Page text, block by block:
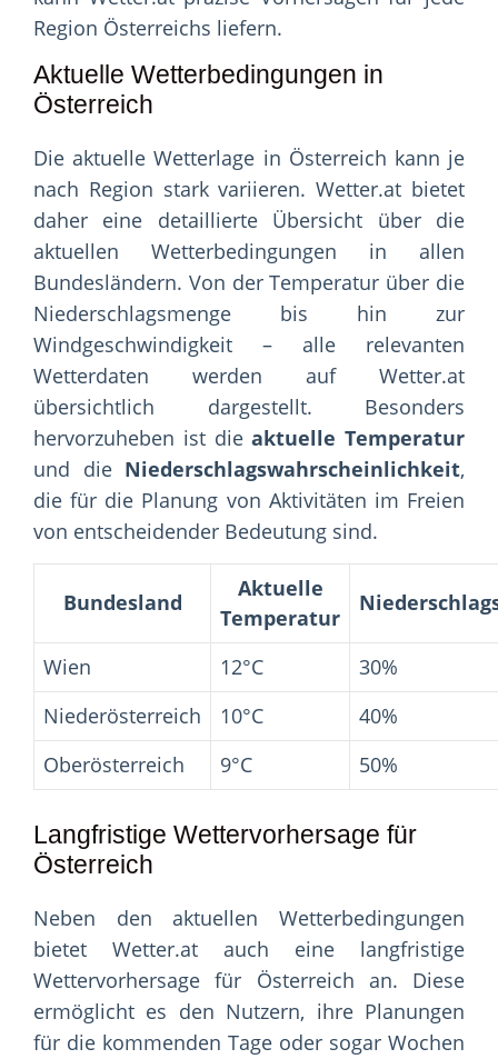
Region Österreichs liefern.
Aktuelle Wetterbedingungen in
Österreich
Die aktuelle Wetterlage in Österreich kann je
nach Region stark variieren. Wetter.at bietet
daher eine detaillierte Übersicht über die
aktuellen Wetterbedingungen in allen
Bundesländern. Von der Temperatur über die
Niederschlagsmenge bis hin zur
Windgeschwindigkeit – alle relevanten
Wetterdaten werden auf Wetter.at
übersichtlich dargestellt. Besonders
hervorzuheben ist dieaktuelle Temperatur
und die Niederschlagswahrscheinlichkeit,
die für die Planung von Aktivitäten im Freien
von entscheidender Bedeutung sind.
Bundesland
Aktuelle
Temperatur
Wien 12°C
30%
Niederösterreich
10°C
40%
Oberösterreich
9°C 50%
Langfristige Wettervorhersage für
Österreich
Neben den aktuellen Wetterbedingungen
bietet Wetter.at auch eine langfristige
Wettervorhersage für Österreich an. Diese
ermöglicht es den Nutzern, ihre Planungen
für die kommenden Tage oder sogar Wochen